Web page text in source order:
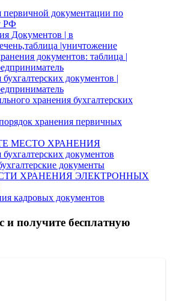
первичной документации по
РФ
Документов | в
|уничтожение
документов: таблица |
документов |
хранения бухгалтерских
хранения первичных
МЕСТО ХРАНЕНИЯ
документов
документы
ХРАНЕНИЯ ЭЛЕКТРОННЫХ
кадровых документов
и получите бесплатную